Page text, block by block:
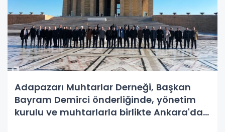
Adapazarı Muhtarlar Derneği, Başkan
Bayram Demirci önderliğinde, yönetim
kurulu ve muhtarlarla birlikte Ankara'da